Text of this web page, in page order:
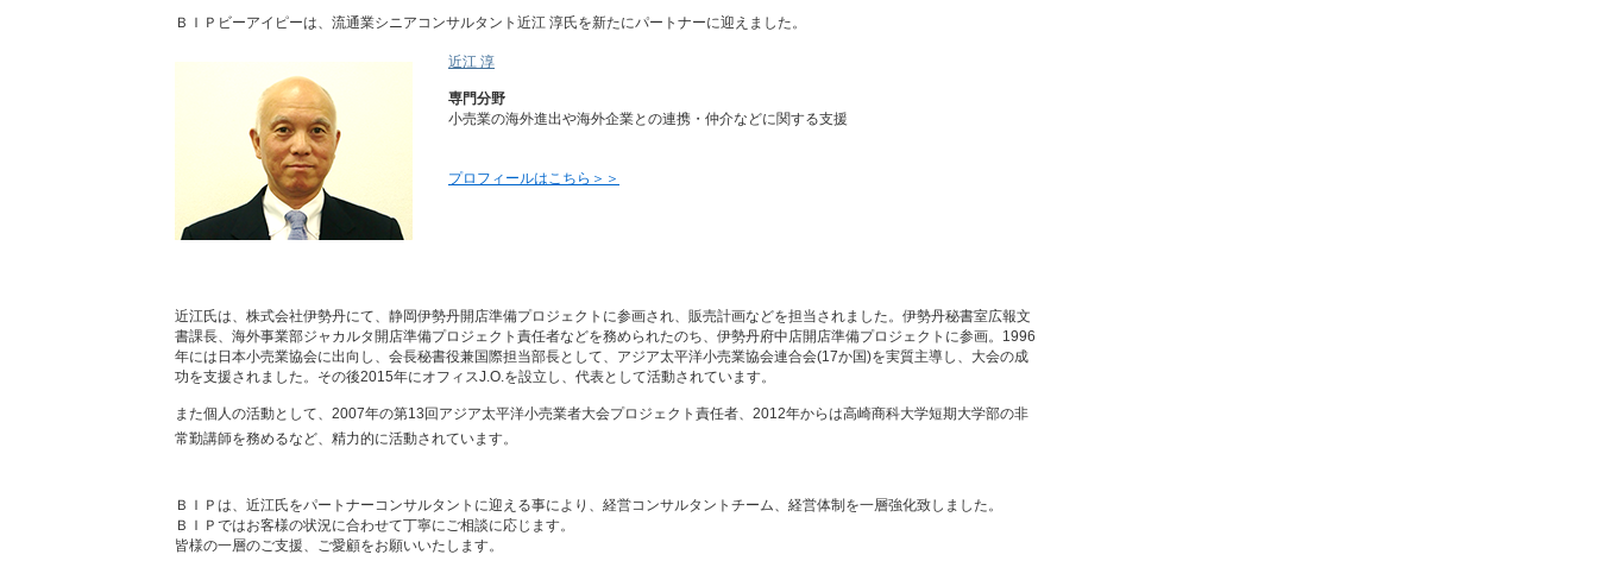
ＢＩＰビーアイピーは、流通業シニアコンサルタント近江 淳氏を新たにパートナーに迎えました。
近江 淳
専門分野
小売業の海外進出や海外企業との連携・仲介などに関する支援
プロフィールはこちら＞＞
近江氏は、株式会社伊勢丹にて、静岡伊勢丹開店準備プロジェクトに参画され、販売計画などを担当されました。伊勢丹秘書室広報文
書課長、海外事業部ジャカルタ開店準備プロジェクト責任者などを務められたのち、伊勢丹府中店開店準備プロジェクトに参画。1996
年には日本小売業協会に出向し、会長秘書役兼国際担当部長として、アジア太平洋小売業協会連合会(17か国)を実質主導し、大会の成
功を支援されました。その後2015年にオフィスJ.O.を設立し、代表として活動されています。
また個人の活動として、2007年の第13回アジア太平洋小売業者大会プロジェクト責任者、2012年からは高崎商科大学短期大学部の非
常勤講師を務めるなど、精力的に活動されています。
ＢＩＰは、 近江氏をパートナーコンサルタントに迎える事により、経営コンサルタントチーム、経営体制を一層強化致しました。
ＢＩＰではお客様の状況に合わせて丁寧にご相談に応じます。
皆様の一層のご支援、ご愛顧をお願いいたします。